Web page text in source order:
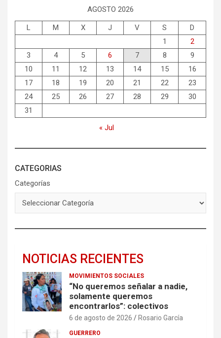
AGOSTO 2026
L M X J V S
D
1
2
3
4 5 6 7 8
9
10
11 12 13 14 15
16
17
18 19 20 21 22
23
24
25 26 27 28 29
30
31
« Jul
CATEGORIAS
Categorías
NOTICIAS RECIENTES
MOVIMIENTOS SOCIALES
“No queremos señalar a nadie,
solamente queremos
encontrarlos”: colectivos
6 de agosto de 2026 Rosario García
GUERRERO